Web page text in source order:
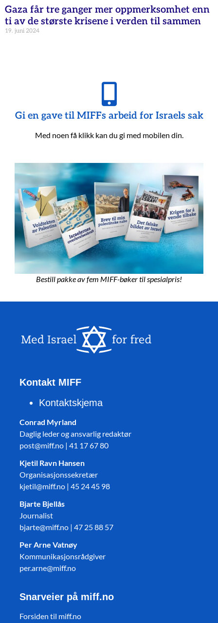
Gaza får tre ganger mer oppmerksomhet enn
ti av de største krisene i verden til sammen
19. juni 2024
Gi en gave til MIFFs arbeid for Israels sak
Med noen få klikk kan du gi med mobilen din.
Bestill pakke av fem MIFF-bøker til spesialpris!
Kontakt MIFF
Kontaktskjema
Conrad Myrland
Daglig leder og ansvarlig redaktør
post@miff.no | 41 17 67 80
Kjetil Ravn Hansen
Organisasjonssekretær
kjetil@miff.no | 45 24 45 98
Bjarte Bjellås
Journalist
bjarte@miff.no | 47 25 88 57
Per Arne Vatnøy
Kommunikasjonsrådgiver
per.arne@miff.no
Snarveier på miff.no
Forsiden til miff.no